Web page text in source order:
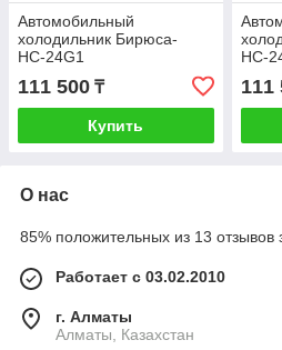
Автомобильный
холодильник Бирюса-
НС-24G1
111 500 ₸
Купить
НС-
111
О нас
85% положительных из 13 отзывов
Работает с 03.02.2010
г. Алматы
Алматы, Казахстан